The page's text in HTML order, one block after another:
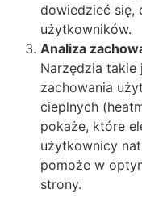
dowiedzieć się,
użytkowników.
Analiza
Narzędzia takie
zachowania
cieplnych
pokaże, które
użytkownicy
pomoże w
strony.